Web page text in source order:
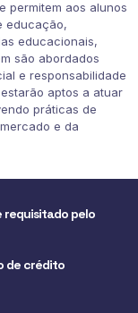
permitem aos alunos
educação,
educacionais,
são abordados
e responsabilidade
aptos a atuar
práticas de
e da
requisitado pelo
de crédito